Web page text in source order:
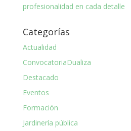
profesionalidad en cada detalle
Categorías
Actualidad
ConvocatoriaDualiza
Destacado
Eventos
Formación
Jardinería pública